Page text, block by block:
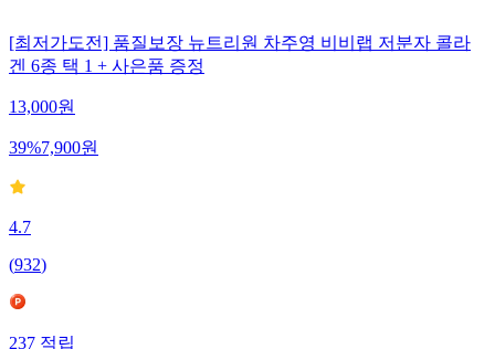
[최저가도전] 품질보장 뉴트리원 차주영 비비랩 저분자 콜라
겐 6종 택 1 + 사은품 증정
13,000원
39%7,900원
4.7
(932)